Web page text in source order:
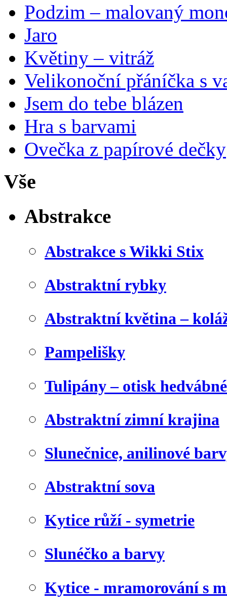
Podzim – malovaný
Jaro
Květiny – vitráž
Velikonoční přáníčka s
Jsem do tebe blázen
Hra s barvami
Ovečka z papírové dečky
Vše
Abstrakce
Abstrakce s Wikki Stix
Abstraktní rybky
Abstraktní květina –
Pampelišky
Tulipány – otisk
Abstraktní zimní krajina
Slunečnice, anilinové
Abstraktní sova
Kytice růží - symetrie
Slunéčko a barvy
Kytice - mramorování s